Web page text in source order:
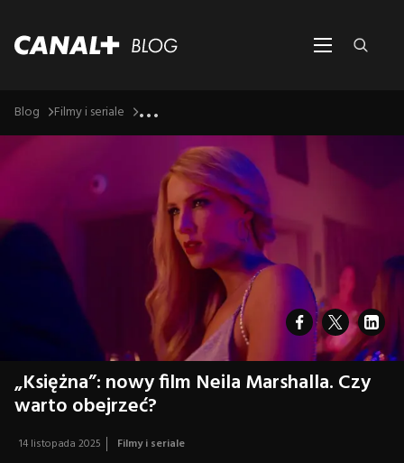
Blog Filmy i seriale ...
„Księżna”: nowy film Neila Marshalla. Czy
warto obejrzeć?
14 listopada 2025 Filmy i seriale